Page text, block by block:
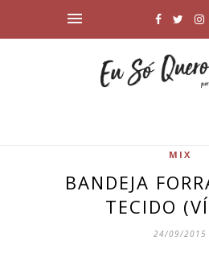
MIX
BANDEJA
TECIDO
24/09/2015